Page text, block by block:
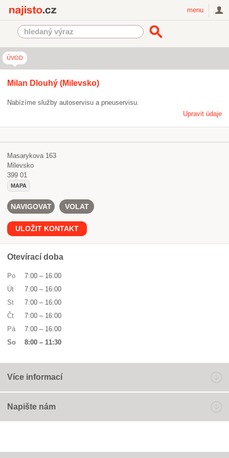
menu
ÚVOD
Milan Dlouhý (Milevsko)
Nabízíme služby autoservisu a pneuservisu.
Upravit údaje
Masarykova 163
Milevsko
399 01
MAPA
NAVIGOVAT VOLAT
ULOŽIT KONTAKT
Otevírací doba
Po 7:00 – 16:00
Út
7:00 – 16:00
St
7:00 – 16:00
Čt
7:00 – 16:00
Pá
7:00 – 16:00
So
8:00 – 11:30
Více informací
Napište nám